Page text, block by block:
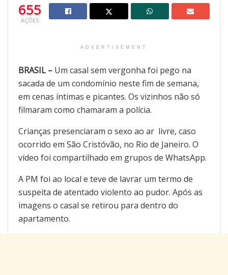
655
AÇÕES
ADVERTISEMENT
BRASIL – Um casal sem vergonha foi pego na
sacada de um condomínio neste fim de semana,
em cenas íntimas e picantes. Os vizinhos não só
filmaram como chamaram a polícia.
Crianças presenciaram o sexo ao ar livre, caso
ocorrido em São Cristóvão, no Rio de Janeiro. O
vídeo foi compartilhado em grupos de WhatsApp.
A PM foi ao local e teve de lavrar um termo de
suspeita de atentado violento ao pudor. Após as
imagens o casal se retirou para dentro do
apartamento.